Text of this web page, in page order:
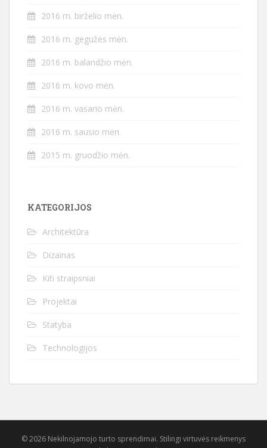
2016 m. birželio mėn.
2016 m. gegužės mėn.
2016 m. balandžio mėn.
2016 m. kovo mėn.
2016 m. vasario mėn.
2016 m. sausio mėn.
2015 m. gruodžio mėn.
KATEGORIJOS
Architektūra
Dizainas
Kiti straipsniai
Projektai
Statyba
Technologijos
© 2026 Nekilnojamojo turto sprendimai. Stilingi virtuvės reikmenys